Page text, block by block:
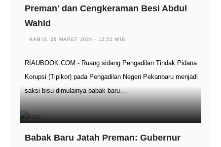
Preman' dan Cengkeraman Besi Abdul
Wahid
KAMIS, 26 MARET 2026 - 12:52 WIB
RIAUBOOK.COM - Ruang sidang Pengadilan Tindak Pidana
Korupsi (Tipikor) pada Pengadilan Negeri Pekanbaru menjadi
saksi bisu dimulainya babak baru…
Babak Baru Jatah Preman: Gubernur